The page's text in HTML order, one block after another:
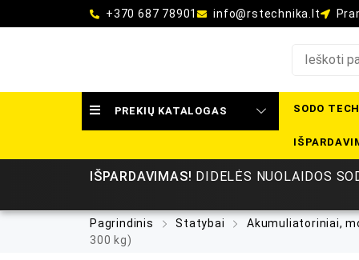
+370 687 78901 info@rstechnika.lt
PREKIŲ KATALOGAS SODO
IŠPARDAVIMAS! DIDELĖS NUOLAIDOS
Pagrindinis Statybai
Akumuliatoriniai,
300 kg)